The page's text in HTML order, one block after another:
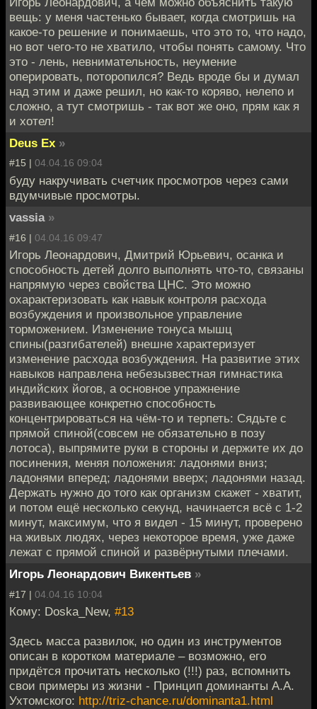
вещь: у меня частенько бывает, когда смотришь на
какое-то решение и понимаешь, что это то, что надо,
но вот чего-то не хватило, чтобы понять самому. Что
это - лень, невнимательность, неумение
оперировать, поторопился? Ведь вроде бы и думал
над этим и даже решил, но как-то коряво, нелепо и
сложно, а тут смотришь - так вот же оно, прям как я
и хотел!
Deus Ex »
#15 | 04.04.16 09:04
буду накручивать счетчик просмотров через сами
вдумчивые просмотры.
vassia »
#16 | 04.04.16 09:47
Игорь Леонардович, Дмитрий Юрьевич, осанка и
способность детей долго выполнять что-то, связаны
напрямую через свойства ЦНС. Это можно
охарактеризовать как навык контроля расхода
возбуждения и произвольное управление
торможением. Изменение тонуса мышц
спины(разгибателей) внешне характеризует
изменение расхода возбуждения. На развитие этих
навыков направлена небезызвестная гимнастика
индийских йогов, а основное упражнение
развивающее конкретно способность
концентрироваться на чём-то и терпеть: Сядьте с
прямой спиной(совсем не обязательно в позу
лотоса), выпрямите руки в стороны и держите их до
посинения, меняя положения: ладонями вниз;
ладонями вперед; ладонями вверх; ладонями назад.
Держать нужно до того как организм скажет - хватит,
и потом ещё несколько секунд, начинается всё с 1-2
минут, максимум, что я видел - 15 минут, проверено
на живых людях, через некоторое время, уже даже
лежат с прямой спиной и развёрнутыми плечами.
Игорь Леонардович Викентьев »
#17 | 04.04.16 10:04
Кому: Doska_New, #13
Здесь масса развилок, но один из инструментов
описан в коротком материале – возможно, его
придётся прочитать несколько (!!!) раз, вспомнить
свои примеры из жизни - Принцип доминанты А.А.
Ухтомского: http://triz-chance.ru/dominanta1.html